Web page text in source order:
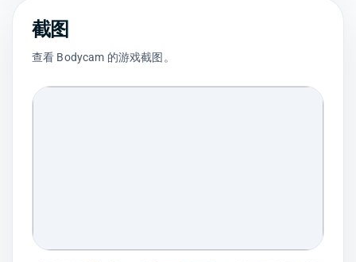
截图
查看 Bodycam 的游戏截图。